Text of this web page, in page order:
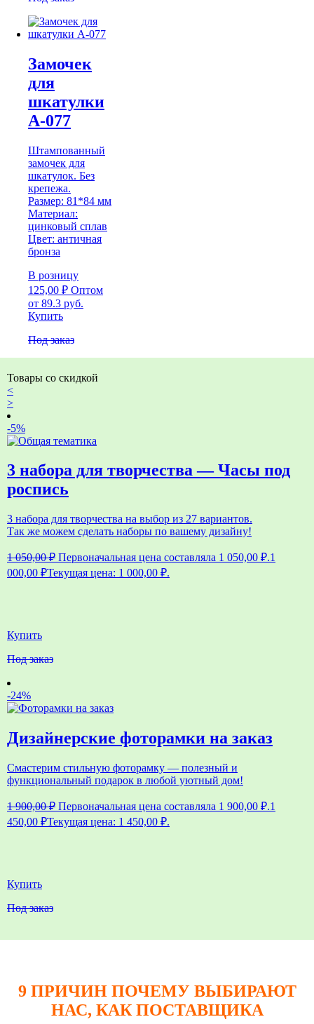
Замочек
для
шкатулки
А-077
Штампованный
замочек для
шкатулок. Без
крепежа.
Размер: 81*84 мм
Материал:
цинковый сплав
Цвет: античная
бронза
В розницу
125,00 ₽ Оптом
от 89.3 руб.
Купить
Под заказ
Товары со скидкой
<
>
-5%
3 набора для творчества — Часы под
роспись
3 набора для творчества на выбор из 27 вариантов.
Так же можем сделать наборы по вашему дизайну!
1 050,00₽ Первоначальная цена составляла 1 050,00 ₽.1
000,00 ₽Текущая цена: 1 000,00 ₽.
Купить
Под заказ
-24%
Дизайнерские фоторамки на заказ
Смастерим стильную фоторамку — полезный и
функциональный подарок в любой уютный дом!
1 900,00₽ Первоначальная цена составляла 1 900,00 ₽.1
450,00 ₽Текущая цена: 1 450,00 ₽.
Купить
Под заказ
9 ПРИЧИН ПОЧЕМУ ВЫБИРАЮТ
НАС, КАК ПОСТАВЩИКА